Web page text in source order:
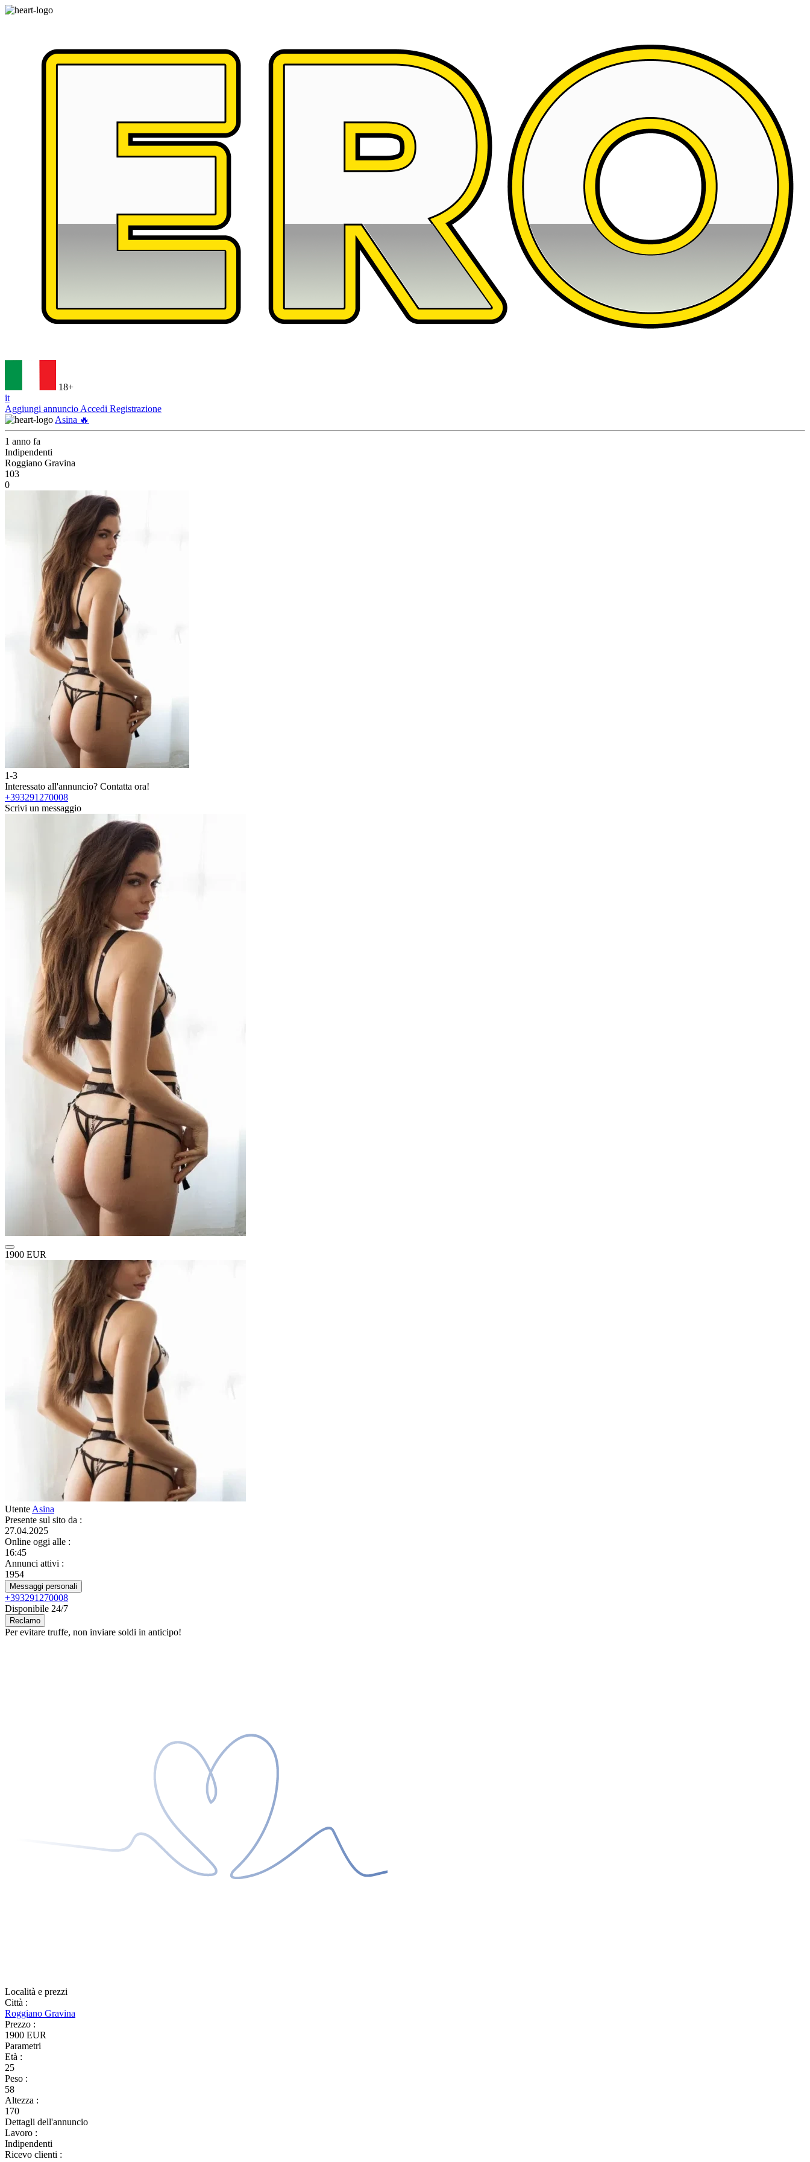
18+
it
Aggiungi annuncio Accedi Registrazione
Asina 🔥
1 anno fa
Indipendenti
Roggiano Gravina
103
0
1-3
Interessato all'annuncio? Contatta ora!
+393291270008
Scrivi un messaggio
1900 EUR
Utente Asina
Presente sul sito da :
27.04.2025
Online oggi alle :
16:45
Annunci attivi :
1954
Messaggi personali
+393291270008
Disponibile 24/7
Reclamo
Per evitare truffe, non inviare soldi in anticipo!
Località e prezzi
Città :
Roggiano Gravina
Prezzo :
1900 EUR
Parametri
Età :
25
Peso :
58
Altezza :
170
Dettagli dell'annuncio
Lavoro :
Indipendenti
Ricevo clienti :